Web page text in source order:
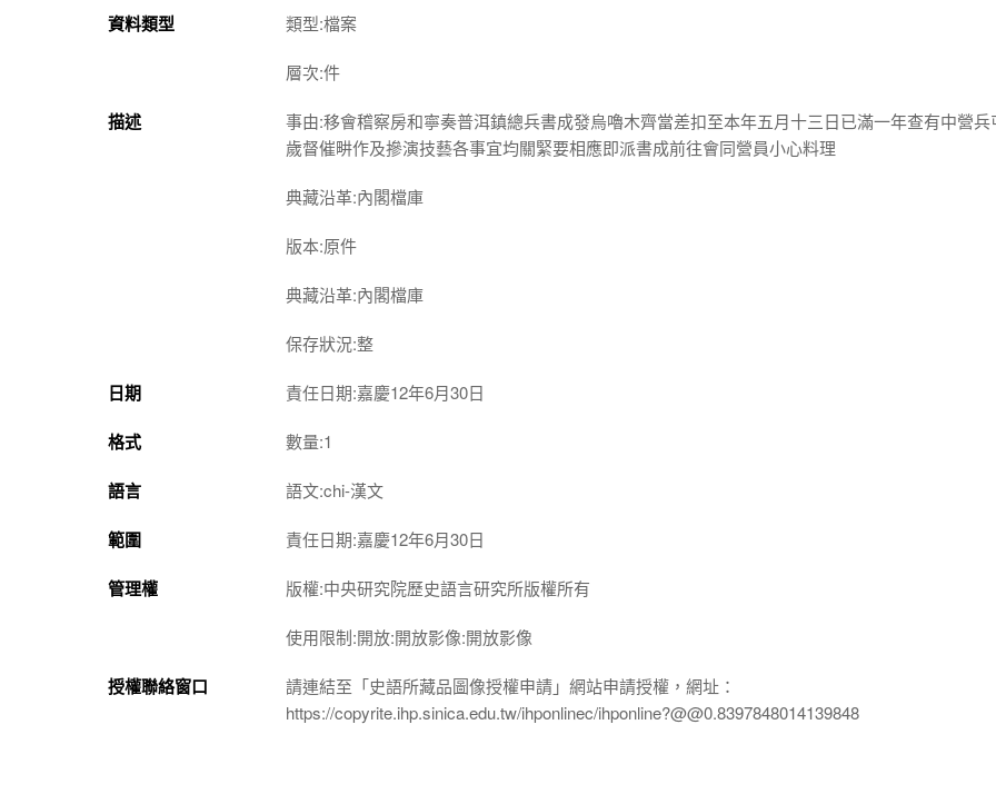
資料類型 類型:檔案
層次:件
描述
事由:移會稽察房和寧奏普洱鎮總兵書成發烏嚕木齊當差扣至本年五月十三日已滿一年查有中營兵
歲督催畊作及摻演技藝各事宜均關緊要相應即派書成前往會同營員小心料理
典藏沿革:內閣檔庫
版本:原件
典藏沿革:內閣檔庫
保存狀況:整
日期 責任日期:嘉慶12年6月30日
格式 數量:1
語言 語文:chi-漢文
範圍 責任日期:嘉慶12年6月30日
管理權 版權:中央研究院歷史語言研究所版權所有
使用限制:開放:開放影像:開放影像
授權聯絡窗口
請連結至「史語所藏品圖像授權申請」網站申請授權，網址：
https://copyrite.ihp.sinica.edu.tw/ihponlinec/ihponline?@@0.8397848014139848